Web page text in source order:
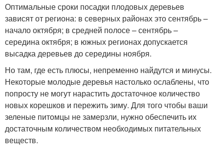
Оптимальные сроки посадки плодовых деревьев
зависят от региона: в северных районах это сентябрь –
начало октября; в средней полосе – сентябрь –
середина октября; в южных регионах допускается
высадка деревьев до середины ноября.
Но там, где есть плюсы, непременно найдутся и минусы.
Некоторые молодые деревья настолько ослаблены, что
попросту не могут нарастить достаточное количество
новых корешков и пережить зиму. Для того чтобы ваши
зеленые питомцы не замерзли, нужно обеспечить их
достаточным количеством необходимых питательных
веществ.